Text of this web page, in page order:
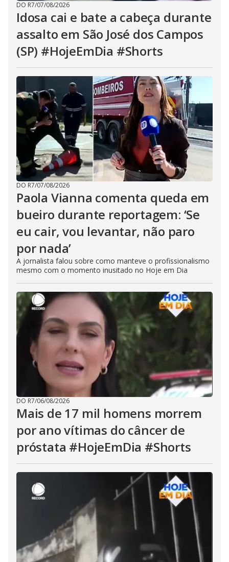
DO R7/07/08/2026
Idosa cai e bate a cabeça durante
assalto em São José dos Campos
(SP) #HojeEmDia #Shorts
DO R7/07/08/2026
Paola Vianna comenta queda em
bueiro durante reportagem: ‘Se
eu cair, vou levantar, não paro
por nada’
A jornalista falou sobre como manteve o profissionalismo
mesmo com o momento inusitado no Hoje em Dia
DO R7/06/08/2026
Mais de 17 mil homens morrem
por ano vítimas do câncer de
próstata #HojeEmDia #Shorts